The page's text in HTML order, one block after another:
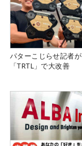
パターこじらせ記者が
「TRTL」で大改善